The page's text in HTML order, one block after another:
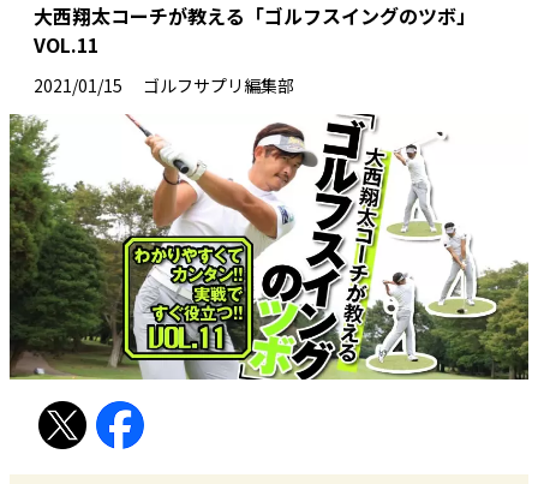
大西翔太コーチが教える「ゴルフスイングのツボ」
VOL.11
2021/01/15 ゴルフサプリ編集部